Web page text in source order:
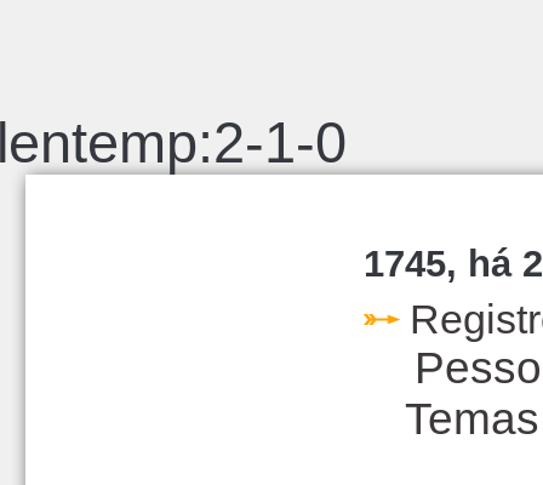
1-0
1745, há
Temas